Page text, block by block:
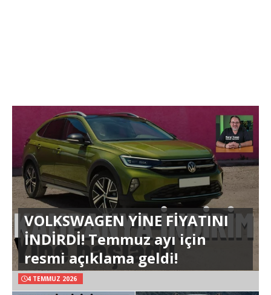
VOLKSWAGEN YİNE FİYATINI
İNDİRDİ! Temmuz ayı için
resmi açıklama geldi!
4 TEMMUZ 2026